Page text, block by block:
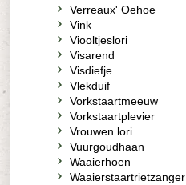
Verreaux' Oehoe
Vink
Viooltjeslori
Visarend
Visdiefje
Vlekduif
Vorkstaartmeeuw
Vorkstaartplevier
Vrouwen lori
Vuurgoudhaan
Waaierhoen
Waaierstaartrietzanger